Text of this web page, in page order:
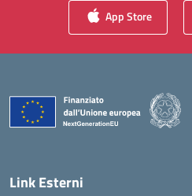
App Store
Link Esterni